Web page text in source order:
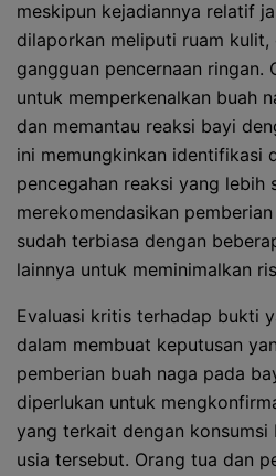
meskipun kejadiannya relatif
dilaporkan meliputi ruam
gangguan pencernaan ringan.
untuk memperkenalkan buah
dan memantau reaksi bayi
ini memungkinkan identifikasi
pencegahan reaksi yang lebih
merekomendasikan
sudah terbiasa dengan
lainnya untuk meminimalkan
Evaluasi kritis terhadap bukti
dalam membuat keputusan
pemberian buah naga pada
diperlukan untuk
yang terkait dengan
usia tersebut. Orang tua dan